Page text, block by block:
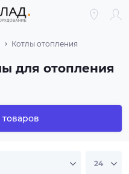
Котлы отопления
для отопления